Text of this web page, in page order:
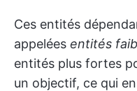
Ces entités
appelées entités
entités plus fortes
un objectif, ce qui